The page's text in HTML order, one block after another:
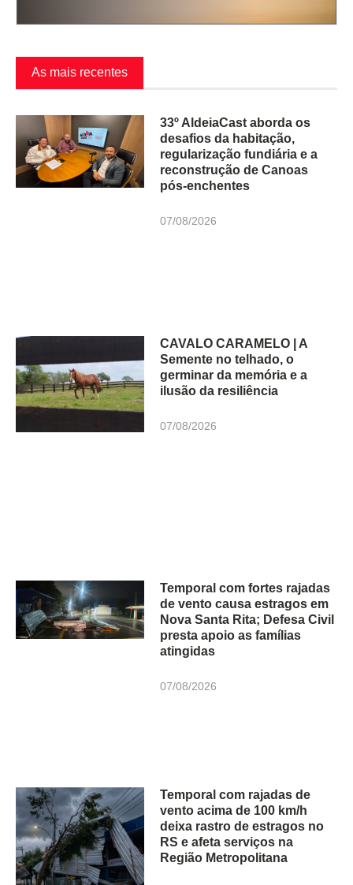
As mais recentes
33º AldeiaCast aborda os
desafios da habitação,
regularização fundiária e a
reconstrução de Canoas
pós-enchentes
07/08/2026
CAVALO CARAMELO | A
Semente no telhado, o
germinar da memória e a
ilusão da resiliência
07/08/2026
Temporal com fortes rajadas
de vento causa estragos em
Nova Santa Rita; Defesa Civil
presta apoio as famílias
atingidas
07/08/2026
Temporal com rajadas de
vento acima de 100 km/h
deixa rastro de estragos no
RS e afeta serviços na
Região Metropolitana